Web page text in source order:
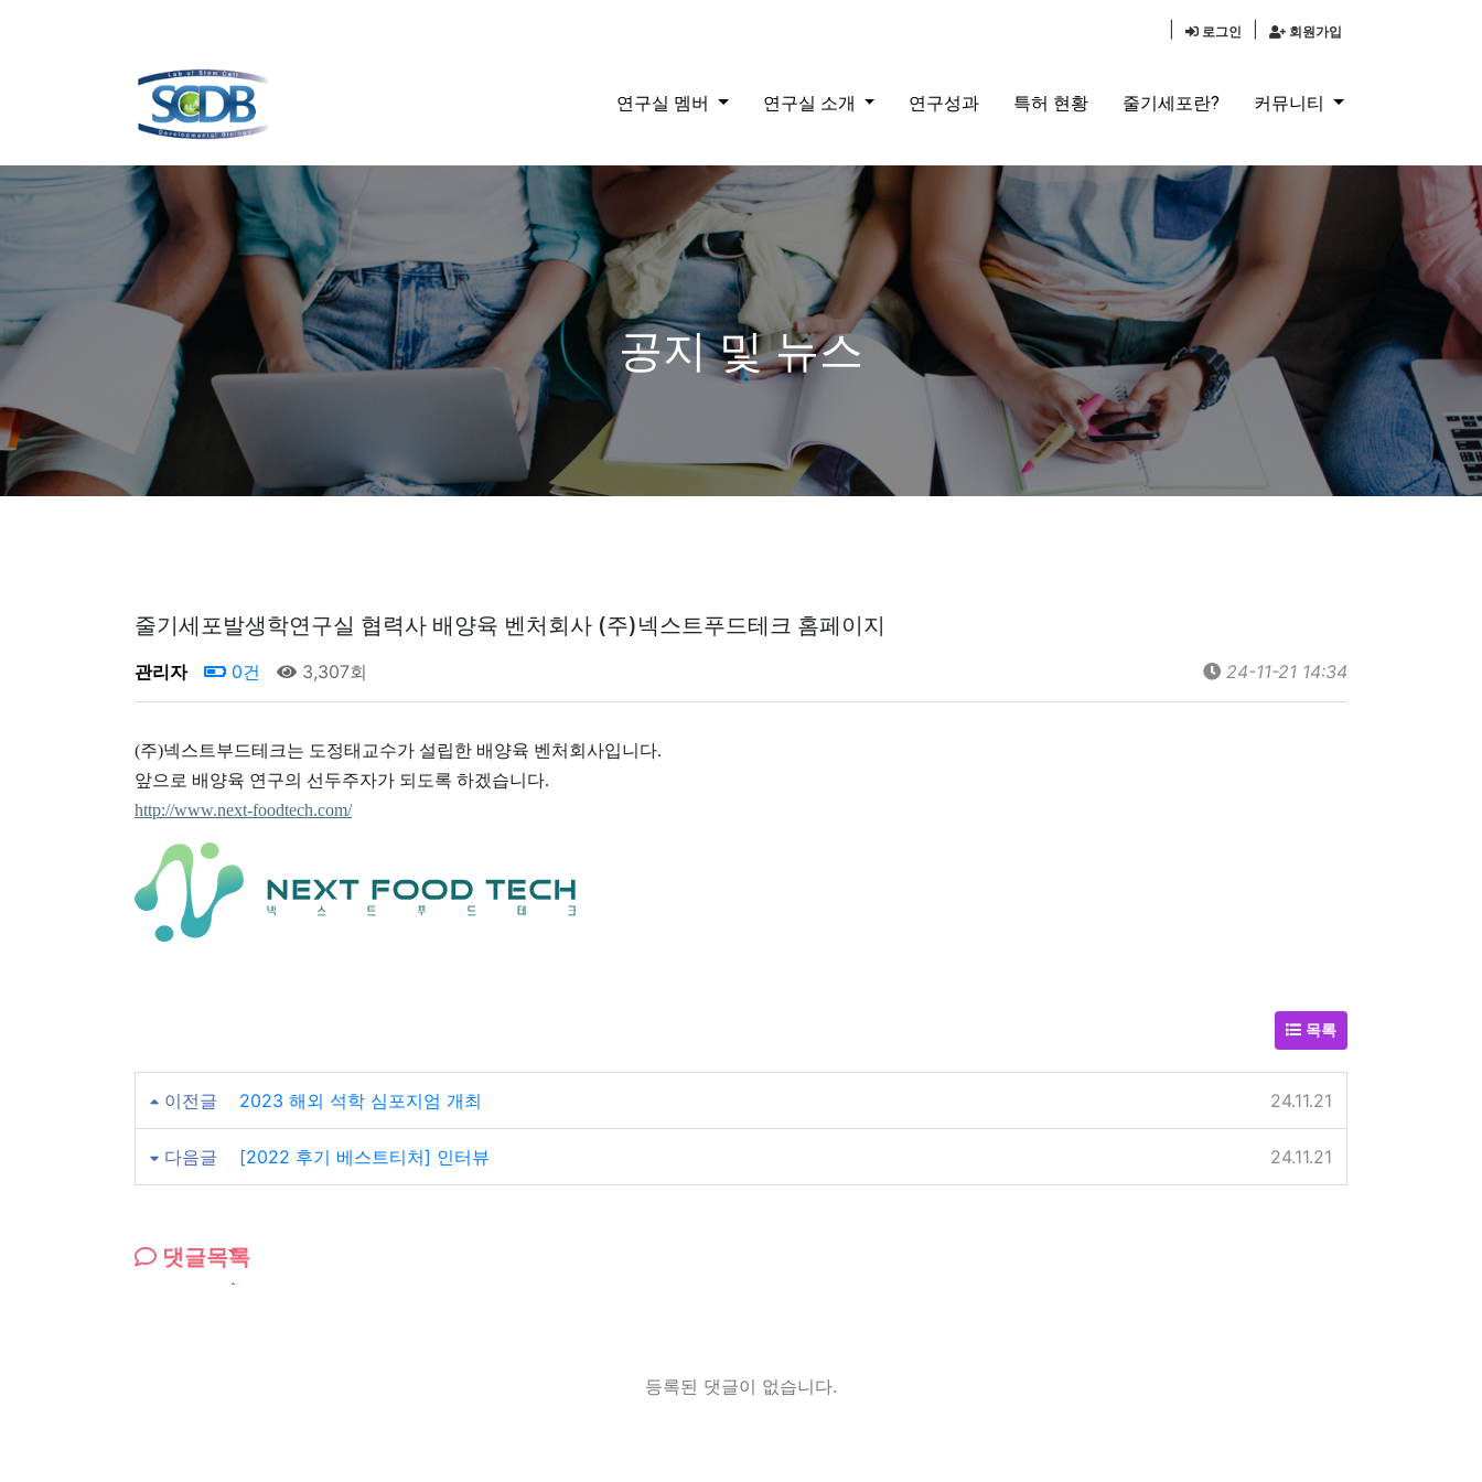
회원가입
로그인
연구실 멤버 연구실 소개 연구성과 특허 현황 줄기세포란? 커뮤니티
공지 및 뉴스
줄기세포발생학연구실 협력사 배양육 벤처회사 (주)넥스트푸드테크 홈페이지
관리자 0건 3,307회 24-11-21 14:34
(주)넥스트부드테크는 도정태교수가 설립한 배양육 벤처회사입니다.
앞으로 배양육 연구의 선두주자가 되도록 하겠습니다.
http://www.next-foodtech.com/
목록
이전글 2023 해외 석학 심포지엄 개최 24.11.21
다음글 [2022 후기 베스트티처] 인터뷰 24.11.21
댓글목록
등록된 댓글이 없습니다.